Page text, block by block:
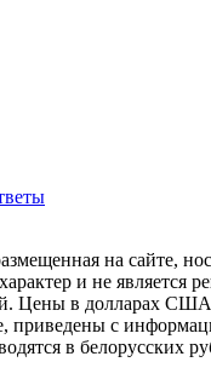
на сайте,
и не является
Цены в долларах
приведены с
в белорусских